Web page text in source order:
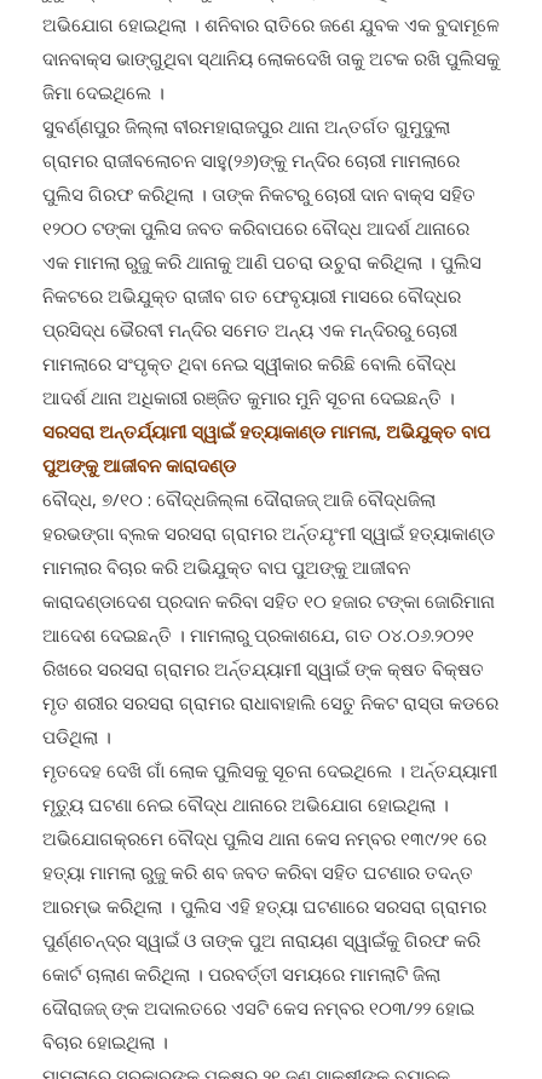
ଅଭିଯୋଗ ହୋଇଥିଲା । ଶନିବାର ରାତିରେ ଜଣେ ଯୁବକ ଏକ ବୁଦାମୂଳେ
ଦାନବାକ୍ସ ଭାଙ୍ଗୁଥିବା ସ୍ଥାନିୟ ଲୋକଦେଖି ତାକୁ ଅଟକ ରଖି ପୁଲିସକୁ
ଜିମା ଦେଇଥିଲେ ।
ସୁବର୍ଣ୍ଣପୁର ଜିଲ୍ଲା ବୀରମହାରାଜପୁର ଥାନା ଅନ୍ତର୍ଗତ ଗୁମୁଦୁଲା
ଗ୍ରାମର ରାଜୀବଲୋଚନ ସାହୁ(୨୬)ଙ୍କୁ ମନ୍ଦିର ଚୋରୀ ମାମଲାରେ
ପୁଲିସ ଗିରଫ କରିଥିଲା । ତାଙ୍କ ନିକଟରୁ ଚୋରୀ ଦାନ ବାକ୍ସ ସହିତ
୧୨୦୦ ଟଙ୍କା ପୁଲିସ ଜବତ କରିବାପରେ ବୌଦ୍ଧ ଆଦର୍ଶ ଥାନାରେ
ଏକ ମାମଲା ରୁଜୁ କରି ଥାନାକୁ ଆଣି ପଚରା ଉଚୁରା କରିଥିଲା । ପୁଲିସ
ନିକଟରେ ଅଭିଯୁକ୍ତ ରାଜୀବ ଗତ ଫେବୃୟାରୀ ମାସରେ ବୌଦ୍ଧର
ପ୍ରସିଦ୍ଧ ଭୈରବୀ ମନ୍ଦିର ସମେତ ଅନ୍ୟ ଏକ ମନ୍ଦିରରୁ ଚୋରୀ
ମାମଲାରେ ସଂପୃକ୍ତ ଥିବା ନେଇ ସ୍ୱୀକାର କରିଛି ବୋଲି ବୌଦ୍ଧ
ଆଦର୍ଶ ଥାନା ଅଧିକାରୀ ରଞ୍ଜିତ କୁମାର ମୁନି ସୂଚନା ଦେଇଛନ୍ତି ।
ସରସରା ଅନ୍ତର୍ଯ୍ୟାମୀ ସ୍ୱାଇଁ ହତ୍ୟାକାଣ୍ଡ ମାମଲା, ଅଭିଯୁକ୍ତ ବାପ
ପୁଅଙ୍କୁ ଆଜୀବନ କାରାଦଣ୍ଡ
ବୌଦ୍ଧ, ୭/୧୦ : ବୌଦ୍ଧଜିଲ୍ଳା ଦୌରାଜଜ୍ ଆଜି ବୌଦ୍ଧଜିଲା
ହରଭଙ୍ଗା ବ୍ଲକ ସରସରା ଗ୍ରାମର ଅର୍ନ୍ତଯୃଂମୀ ସ୍ୱାଇଁ ହତ୍ୟାକାଣ୍ଡ
ମାମଲାର ବିଚାର କରି ଅଭିଯୁକ୍ତ ବାପ ପୁଅଙ୍କୁ ଆଜୀବନ
କାରାଦଣ୍ଡାଦେଶ ପ୍ରଦାନ କରିବା ସହିତ ୧୦ ହଜାର ଟଙ୍କା ଜୋରିମାନା
ଆଦେଶ ଦେଇଛନ୍ତି । ମାମଲାରୁ ପ୍ରକାଶଯେ, ଗତ ୦୪.୦୬.୨୦୨୧
ରିଖରେ ସରସରା ଗ୍ରାମର ଅର୍ନ୍ତଯ୍ୟାମୀ ସ୍ୱାଇଁ ଙ୍କ କ୍ଷତ ବିକ୍ଷତ
ମୃତ ଶରୀର ସରସରା ଗ୍ରାମର ରାଧାବାହାଲି ସେତୁ ନିକଟ ରାସ୍ତା କଡରେ
ପଡିଥିଲା ।
ମୃତଦେହ ଦେଖି ଗାଁ ଲୋକ ପୁଲିସକୁ ସୂଚନା ଦେଇଥିଲେ । ଅର୍ନ୍ତଯ୍ୟାମୀ
ମୃତ୍ୟୁ ଘଟଣା ନେଇ ବୌଦ୍ଧ ଥାନାରେ ଅଭିଯୋଗ ହୋଇଥିଲା ।
ଅଭିଯୋଗକ୍ରମେ ବୌଦ୍ଧ ପୁଲିସ ଥାନା କେସ ନମ୍ବର ୧୩୯/୨୧ ରେ
ହତ୍ୟା ମାମଲା ରୁଜୁ କରି ଶବ ଜବତ କରିବା ସହିତ ଘଟଣାର ତଦନ୍ତ
ଆରମ୍ଭ କରିଥିଲା । ପୁଲିସ ଏହି ହତ୍ୟା ଘଟଣାରେ ସରସରା ଗ୍ରାମର
ପୁର୍ଣ୍ଣଚନ୍ଦ୍ର ସ୍ୱାଇଁ ଓ ତାଙ୍କ ପୁଅ ନାରାୟଣ ସ୍ୱାଇଁକୁ ଗିରଫ କରି
କୋର୍ଟ ଚାଲାଣ କରିଥିଲା । ପରବର୍ତ୍ତୀ ସମୟରେ ମାମଲାଟି ଜିଲା
ଦୌରାଜଜ୍ ଙ୍କ ଅଦାଲତରେ ଏସଟି କେସ ନମ୍ବର ୧୦୩/୨୨ ହୋଇ
ବିଚାର ହୋଇଥିଲା ।